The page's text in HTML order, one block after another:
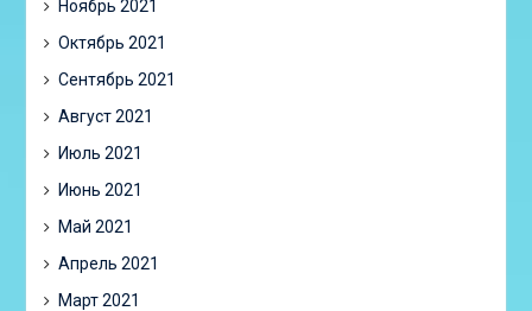
Ноябрь 2021
Октябрь 2021
Сентябрь 2021
Август 2021
Июль 2021
Июнь 2021
Май 2021
Апрель 2021
Март 2021